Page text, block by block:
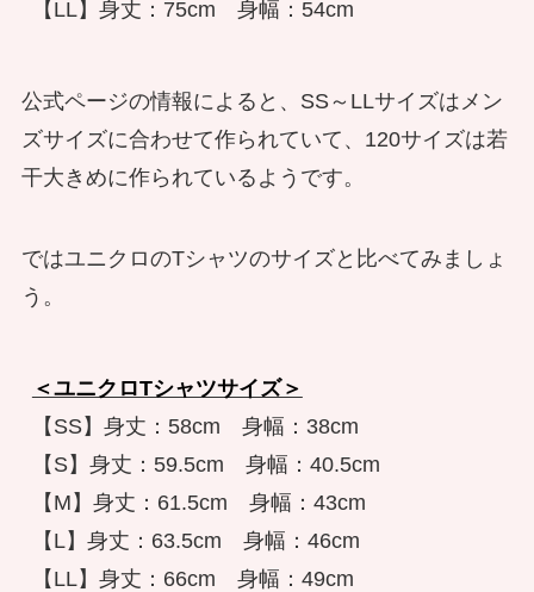
公式ページの情報によると、 SS～LLサイズはメン
ズサイズに合わせて作られていて、 120サイズは若
干大きめに作られているようです。
ではユニクロのTシャツのサイズと比べてみましょ
う。
＜ユニクロTシャツサイズ＞
【SS】身丈：58cm　身幅：38cm
【S】身丈：59.5cm　身幅：40.5cm
【M】身丈：61.5cm　身幅：43cm
【L】身丈：63.5cm　身幅：46cm
【LL】身丈：66cm　身幅：49cm